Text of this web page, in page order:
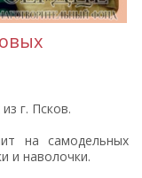
г. Псков.
на самодельных
и наволочки.